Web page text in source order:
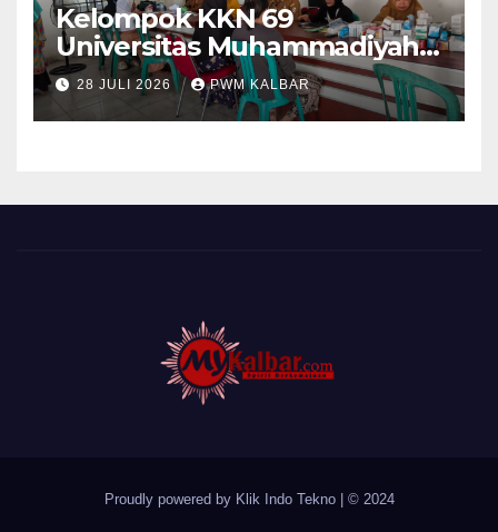
Kelompok KKN 69
Universitas Muhammadiyah
Pontianak Dibagi Dua Tim,
Cat Bangunan dan Dampingi
Pelayanan Posyandu Lansia
28 JULI 2026 PWM KALBAR
Proudly powered by Klik Indo Tekno © 2024